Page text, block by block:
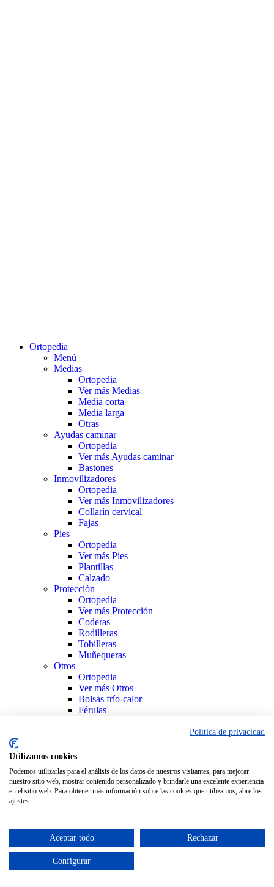
Ortopedia
Menú
Medias
Ortopedia
Ver más Medias
Media corta
Media larga
Otras
Ayudas caminar
Ortopedia
Ver más Ayudas caminar
Bastones
Inmovilizadores
Ortopedia
Ver más Inmovilizadores
Collarín cervical
Fajas
Pies
Ortopedia
Ver más Pies
Plantillas
Calzado
Protección
Ortopedia
Ver más Protección
Coderas
Rodilleras
Tobilleras
Muñequeras
Otros
Ortopedia
Ver más Otros
Bolsas frío-calor
Férulas
Política de privacidad
Utilizamos cookies
Podemos utilizarlas para el análisis de los datos de nuestros visitantes, para mejorar
nuestro sitio web, mostrar contenido personalizado y brindarle una excelente experiencia
en el sitio web. Para obtener más información sobre las cookies que utilizamos, abre los
ajustes.
Aceptar todo Rechazar
Configurar